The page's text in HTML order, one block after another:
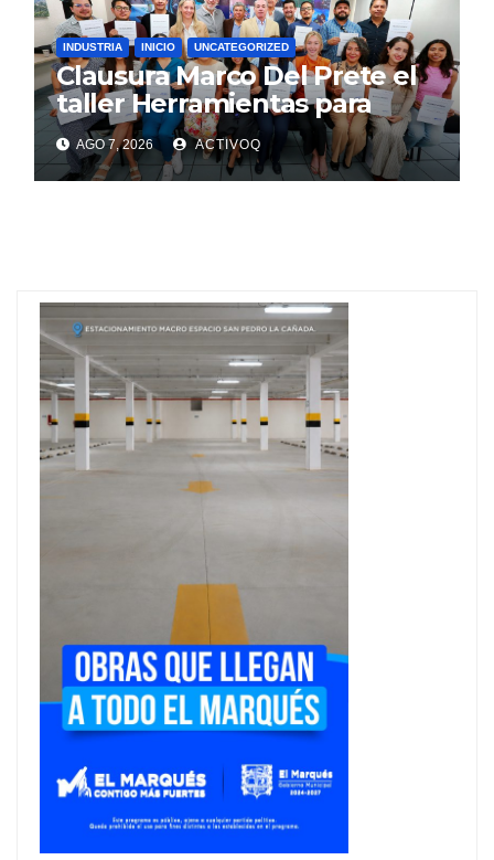
INDUSTRIA INICIO UNCATEGORIZED
Clausura Marco Del Prete el
taller Herramientas para
Exportar
AGO 7, 2026 ACTIVOQ